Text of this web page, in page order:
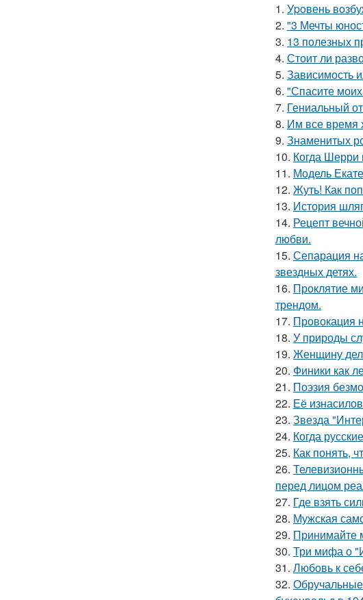
1. Уpoвень
2. "3 Мечты
3. 13 полезных
4. Стоит ли
5. Зависимость
6. "Спасите
7. Гениальный
8. Им все время
9. Знаменитых
10. Когда Шерри
11. Модель
12. Жуть! Как
13. История
14. Рецепт
любви.
15. Сепарация
звездных детях.
16. Проклятие
трендом.
17. Провокация
18. У природы
19. Женщину
20. Финики как
21. Поэзия
22. Её
23. Звезда
24. Когда
25. Как понять,
26.
перед лицом
27. Где взять
28. Мужская
29. Принимайте
30. Три мифа о
31. Любовь к
32.